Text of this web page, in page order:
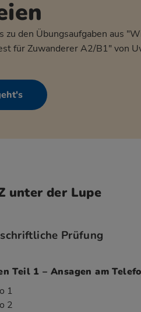
zu den Übungsaufgaben aus
für Zuwanderer A2/B1" von
unter der Lupe
Prüfung
Teil 1 – Ansagen am
1
2